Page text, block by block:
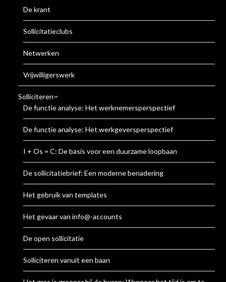
De krant
Sollicitatieclubs
Netwerken
Vrijwilligerswerk
Solliciteren
De functie analyse: Het werknemersperspectief
De functie analyse: Het werkgeversperspectief
I + Os = C: De basis voor een duurzame loopbaan
De sollicitatiebrief: Een moderne benadering
Het gebruik van templates
Het gevaar van info@-accounts
De open sollicitatie
Solliciteren vanuit een baan